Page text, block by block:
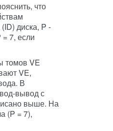
что
диска, P -
7, если
томов VE
VE,
В
вывод с
выше. На
(P = 7),